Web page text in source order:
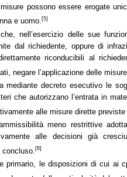
possono essere erogate
e uomo. [5]
che, nell’esercizio delle sue
dal richiedente, oppure di
riconducibili al
negare l’applicazione delle
mediante decreto esecutivo le
che autorizzano l’entrata in
alle misure dirette
meno restrittive
alle decisioni già
[8]
primario, le disposizioni di cui ai